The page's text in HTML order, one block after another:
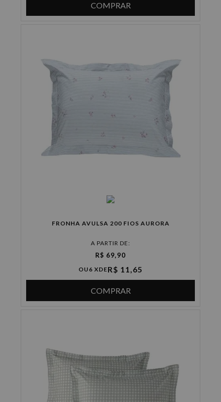
COMPRAR
FRONHA AVULSA 200 FIOS AURORA
A PARTIR DE:
R$ 69,90
OU 6 XDER$ 11,65
COMPRAR